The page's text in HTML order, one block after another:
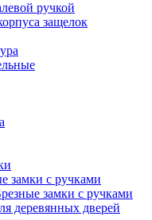
ручкой
защелок
замки с ручками
замки с ручками
деревянных дверей